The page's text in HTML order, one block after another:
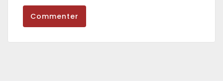
Commenter